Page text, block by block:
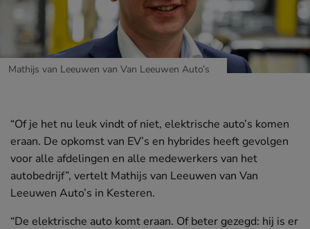
APR
Hoe gastvrij ben jij?
Mathijs van Leeuwen van Van Leeuwen Auto’s
“Of je het nu leuk vindt of niet, elektrische auto’s komen
eraan. De opkomst van EV’s en hybrides heeft gevolgen
voor alle afdelingen en alle medewerkers van het
autobedrijf”, vertelt Mathijs van Leeuwen van Van
Leeuwen Auto’s in Kesteren.
“De elektrische auto komt eraan. Of beter gezegd: hij is er